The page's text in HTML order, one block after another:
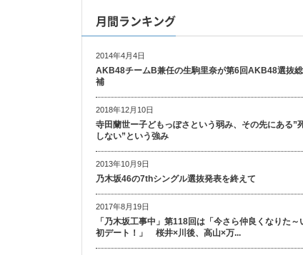
月間ランキング
2014年4月4日
AKB48チームB兼任の生駒里奈が第6回AKB48選抜
補
2018年12月10日
寺田蘭世ー子どもっぽさという弱み、その先にある”
しない”という強み
2013年10月9日
乃木坂46の7thシングル選抜発表を終えて
2017年8月19日
「乃木坂工事中」第118回は「今さら仲良くなりた～
初デート！」 桜井×川後、高山×万...